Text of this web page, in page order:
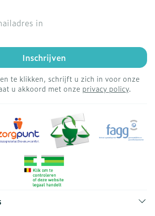
Inschrijven
te klikken, schrijft u zich in voor onze
u akkoord met onze privacy policy.